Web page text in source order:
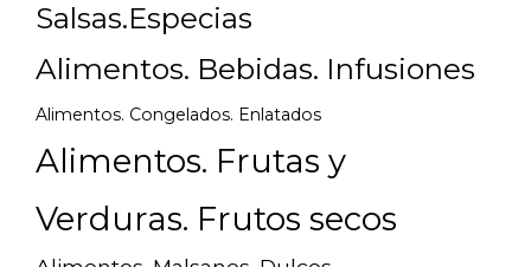
Salsas.Especias
Alimentos. Bebidas. Infusiones
Alimentos. Congelados. Enlatados
Alimentos. Frutas y
Verduras. Frutos secos